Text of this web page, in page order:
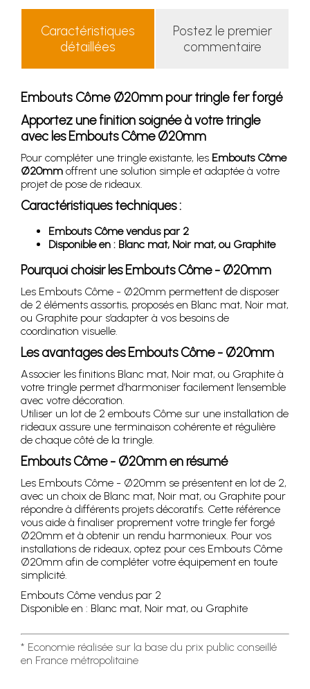
Caractéristiques
détaillées
Postez le premier
commentaire
Embouts Côme Ø20mm pour tringle fer forgé
Apportez une finition soignée à votre tringle
avec les Embouts Côme Ø20mm
Pour compléter une tringle existante, les Embouts Côme
Ø20mm offrent une solution simple et adaptée à votre
projet de pose de rideaux.
Caractéristiques techniques :
Embouts Côme vendus par 2
Disponible en : Blanc mat, Noir mat, ou Graphite
Pourquoi choisir les Embouts Côme - Ø20mm
Les Embouts Côme - Ø20mm permettent de disposer
de 2 éléments assortis, proposés en Blanc mat, Noir mat,
ou Graphite pour s’adapter à vos besoins de
coordination visuelle.
Les avantages des Embouts Côme - Ø20mm
Associer les finitions Blanc mat, Noir mat, ou Graphite à
votre tringle permet d’harmoniser facilement l’ensemble
avec votre décoration.
Utiliser un lot de 2 embouts Côme sur une installation de
rideaux assure une terminaison cohérente et régulière
de chaque côté de la tringle.
Embouts Côme - Ø20mm en résumé
Les Embouts Côme - Ø20mm se présentent en lot de 2,
avec un choix de Blanc mat, Noir mat, ou Graphite pour
répondre à différents projets décoratifs. Cette référence
vous aide à finaliser proprement votre tringle fer forgé
Ø20mm et à obtenir un rendu harmonieux. Pour vos
installations de rideaux, optez pour ces Embouts Côme
Ø20mm afin de compléter votre équipement en toute
simplicité.
Embouts Côme vendus par 2
Disponible en : Blanc mat, Noir mat, ou Graphite
* Economie réalisée sur la base du prix public conseillé
en France métropolitaine